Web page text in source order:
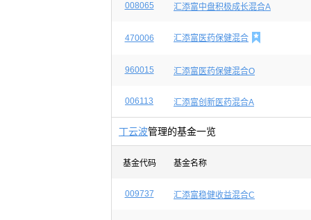
008065 汇添富中盘积极成长混合A
470006 汇添富医药保健混合 
960015 汇添富医药保健混合O
006113 汇添富创新医药混合A
丁云波管理的基金一览
基金代码 基金名称
009737 汇添富稳健收益混合C